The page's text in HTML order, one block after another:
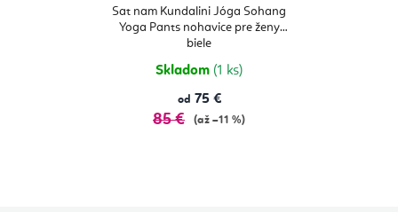
Sat nam Kundalini Jóga Sohang
Yoga Pants nohavice pre ženy
biele
produktu
je
5,0
Skladom (1 ks)
od 75 €
85 € (až –11 %)